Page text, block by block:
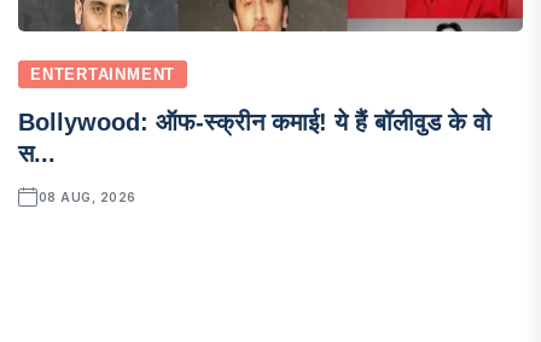
ENTERTAINMENT
Bollywood: ऑफ-स्क्रीन कमाई! ये हैं बॉलीवुड के वो
स...
08 AUG, 2026